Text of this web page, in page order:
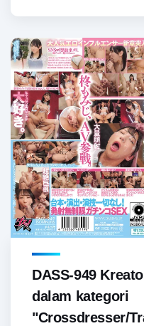
DASS-949
dalam kategori
"Crossdresser/